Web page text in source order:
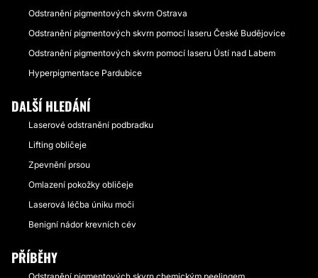
Odstranění pigmentových skvrn Ostrava
Odstranění pigmentových skvrn pomocí laseru České Budějovice
Odstranění pigmentových skvrn pomocí laseru Ústí nad Labem
Hyperpigmentace Pardubice
DALŠÍ HLEDÁNÍ
Laserové odstranění podbradku
Lifting obličeje
Zpevnění prsou
Omlazení pokožky obličeje
Laserová léčba úniku moči
Benigní nádor krevních cév
PŘÍBĚHY